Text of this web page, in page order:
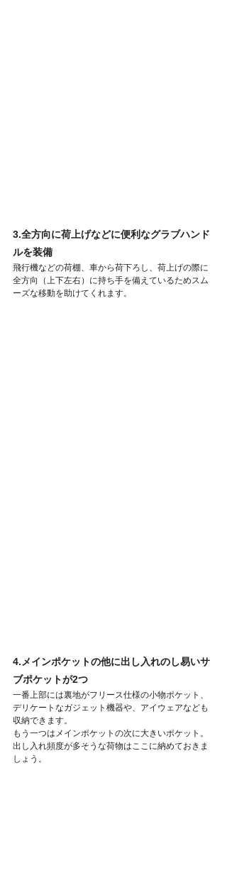
3.全方向に荷上げなどに便利なグラブハンド
ルを装備
飛行機などの荷棚、車から荷下ろし、荷上げの際に
全方向（上下左右）に持ち手を備えているためスム
ーズな移動を助けてくれます。
4.メインポケットの他に出し入れのし易いサ
ブポケットが2つ
一番上部には裏地がフリース仕様の小物ポケット、
デリケートなガジェット機器や、アイウェアなども
収納できます。
もう一つはメインポケットの次に大きいポケット。
出し入れ頻度が多そうな荷物はここに納めておきま
しょう。